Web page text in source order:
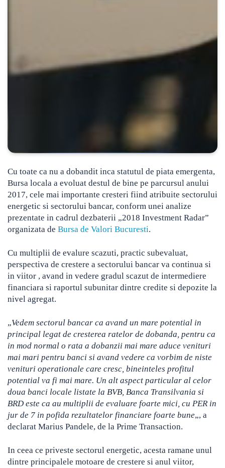
Cu toate ca nu a dobandit inca statutul de piata emergenta,
Bursa locala a evoluat destul de bine pe parcursul anului
2017, cele mai importante cresteri fiind atribuite sectorului
energetic si sectorului bancar, conform unei analize
prezentate in cadrul dezbaterii „2018 Investment Radar”
organizata de Bursa de Valori Bucuresti.
Cu multiplii de evalure scazuti, practic subevaluat,
perspectiva de crestere a sectorului bancar va continua si
in viitor , avand in vedere gradul scazut de intermediere
financiara si raportul subunitar dintre credite si depozite la
nivel agregat.
„Vedem sectorul bancar ca avand un mare potential in
principal legat de cresterea ratelor de dobanda, pentru ca
in mod normal o rata a dobanzii mai mare aduce venituri
mai mari pentru banci si avand vedere ca vorbim de niste
venituri operationale care cresc, bineinteles profitul
potential va fi mai mare. Un alt aspect particular al celor
doua banci locale listate la BVB, Banca Transilvania si
BRD este ca au multiplii de evaluare foarte mici, cu PER in
jur de 7 in pofida rezultatelor financiare foarte bune„, a
declarat Marius Pandele, de la Prime Transaction.
In ceea ce priveste sectorul energetic, acesta ramane unul
dintre principalele motoare de crestere si anul viitor,